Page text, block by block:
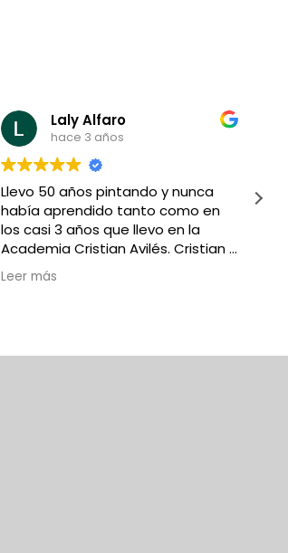
Laly Alfaro
hace 3 años
Llevo 50 años pintando y nunca
había aprendido tanto como en
los casi 3 años que llevo en la
Academia Cristian Avilés. Cristian y
Miguel son profesores
excepcionales
Leer más